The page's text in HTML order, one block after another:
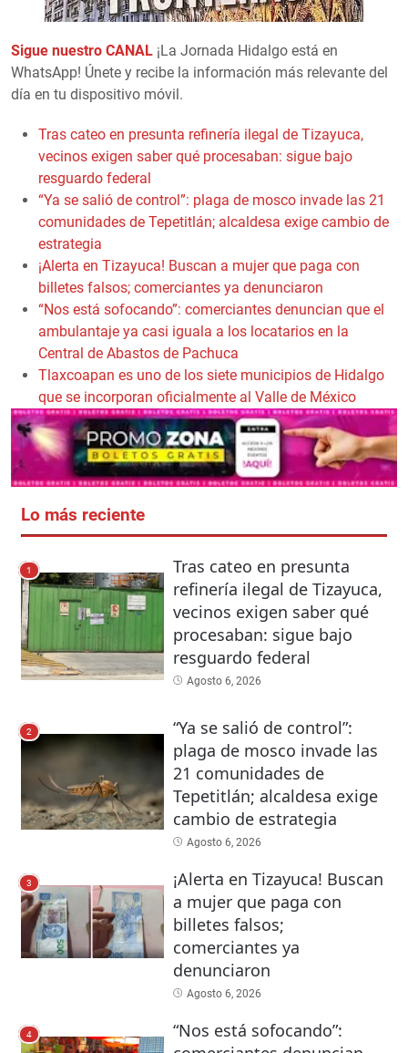
Sigue nuestro CANAL ¡La Jornada Hidalgo está en
WhatsApp! Únete y recibe la información más relevante del
día en tu dispositivo móvil.
Tras cateo en presunta refinería ilegal de Tizayuca,
vecinos exigen saber qué procesaban: sigue bajo
resguardo federal
“Ya se salió de control”: plaga de mosco invade las 21
comunidades de Tepetitlán; alcaldesa exige cambio de
estrategia
¡Alerta en Tizayuca! Buscan a mujer que paga con
billetes falsos; comerciantes ya denunciaron
“Nos está sofocando”: comerciantes denuncian que el
ambulantaje ya casi iguala a los locatarios en la
Central de Abastos de Pachuca
Tlaxcoapan es uno de los siete municipios de Hidalgo
que se incorporan oficialmente al Valle de México
Lo más reciente
1
Tras cateo en presunta
refinería ilegal de Tizayuca,
vecinos exigen saber qué
procesaban: sigue bajo
resguardo federal
Agosto 6, 2026
2
“Ya se salió de control”:
plaga de mosco invade las
21 comunidades de
Tepetitlán; alcaldesa exige
cambio de estrategia
Agosto 6, 2026
3
¡Alerta en Tizayuca! Buscan
a mujer que paga con
billetes falsos;
comerciantes ya
denunciaron
Agosto 6, 2026
4
“Nos está sofocando”: